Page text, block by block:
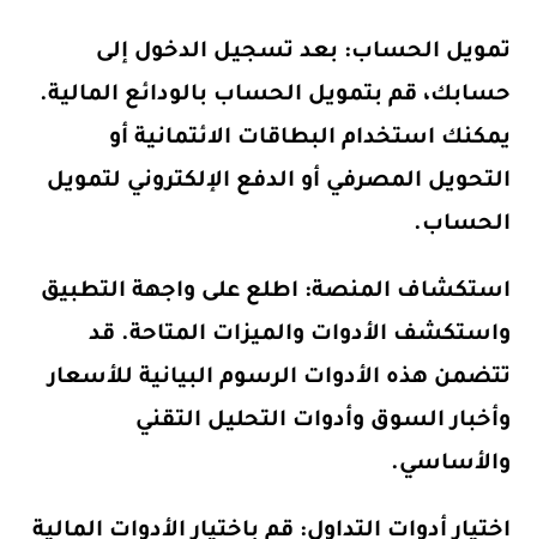
تمويل الحساب: بعد تسجيل الدخول إلى
حسابك، قم بتمويل الحساب بالودائع المالية.
يمكنك استخدام البطاقات الائتمانية أو
التحويل المصرفي أو الدفع الإلكتروني لتمويل
الحساب.
استكشاف المنصة: اطلع على واجهة التطبيق
واستكشف الأدوات والميزات المتاحة. قد
تتضمن هذه الأدوات الرسوم البيانية للأسعار
وأخبار السوق وأدوات التحليل التقني
والأساسي.
اختيار أدوات التداول: قم باختيار الأدوات المالية